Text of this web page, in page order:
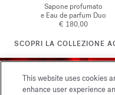
Sapone profumato
e Eau de parfum Duo
€ 180,00
SCOPRI LA COLLEZIONE
This website uses cookies
enhance user experience